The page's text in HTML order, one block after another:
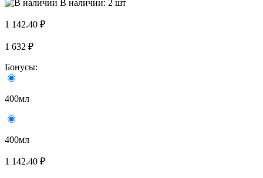
В наличии: 2 шт
1 142.40 ₽
1 632 ₽
Бонусы:
400мл
400мл
1 142.40 ₽